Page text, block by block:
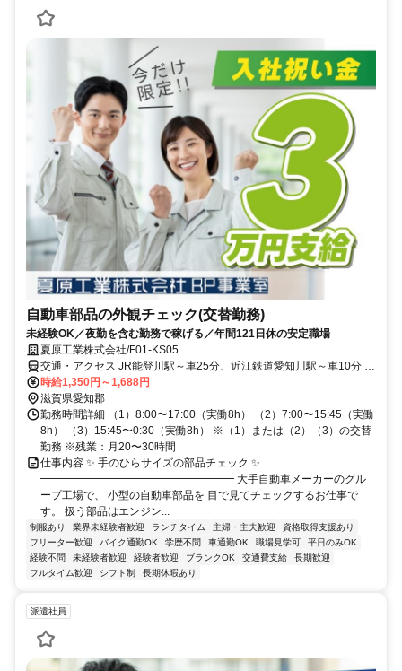
自動車部品の外観チェック(交替勤務)
未経験OK／夜勤を含む勤務で稼げる／年間121日休の安定職場
夏原工業株式会社/F01-KS05
交通・アクセス JR能登川駅～車25分、近江鉄道愛知川駅～車10分 ＊
車・バイク通勤OK ＊事業所内に駐車場あり
時給1,350円～1,688円
滋賀県愛知郡
勤務時間詳細 （1）8:00〜17:00（実働8h） （2）7:00〜15:45（実働
8h） （3）15:45〜0:30（実働8h） ※（1）または（2）（3）の交替
勤務 ※残業：月20〜30時間
仕事内容 ✨ 手のひらサイズの部品チェック ✨
━━━━━━━━━━━━━━━━━━ 大手自動車メーカーのグル
ープ工場で、 小型の自動車部品を 目で見てチェックするお仕事で
す。 扱う部品はエンジン...
制服あり 業界未経験者歓迎 ランチタイム 主婦・主夫歓迎
資格取得支援あり
フリーター歓迎
バイク通勤OK 学歴不問 車通勤OK 職場見学可
平日のみOK
経験不問
未経験者歓迎 経験者歓迎 ブランクOK 交通費支給
長期歓迎
フルタイム歓迎
シフト制 長期休暇あり
派遣社員